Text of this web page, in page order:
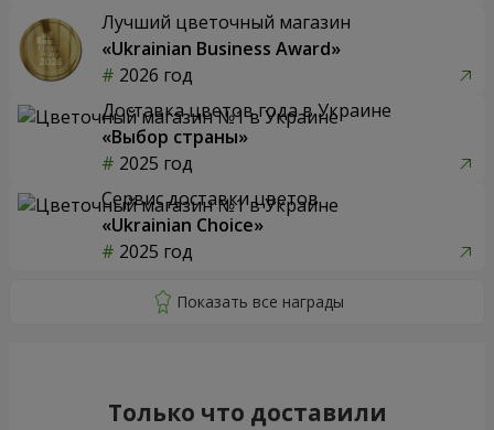
Лучший цветочный магазин
«Ukrainian Business Award»
2026 год
Доставка цветов года в Украине
«Выбор страны»
2025 год
Сервис доставки цветов
«Ukrainian Choice»
2025 год
Только что доставили